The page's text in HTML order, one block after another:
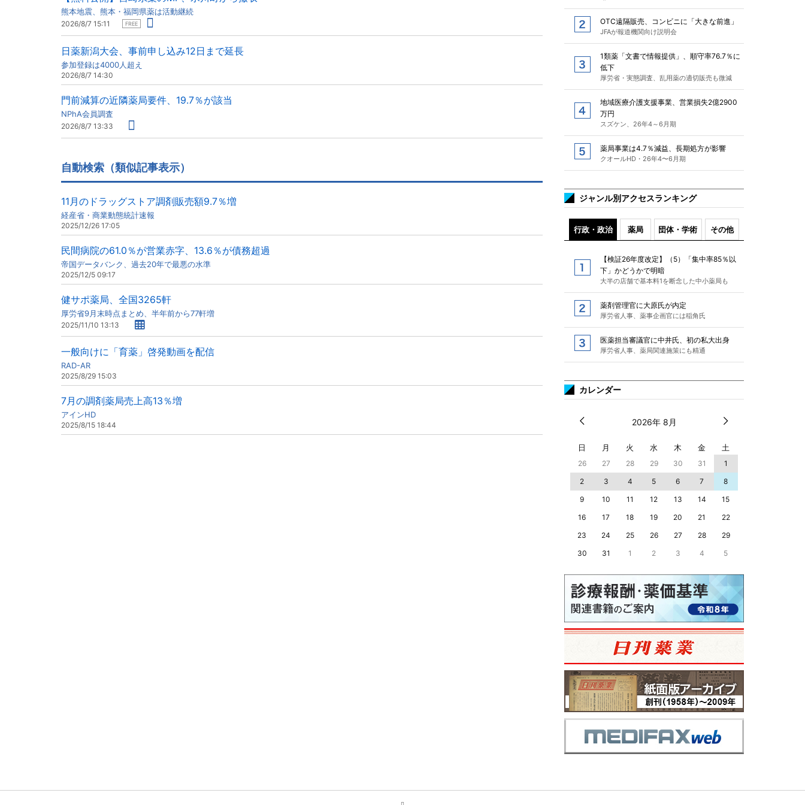
熊本地震、熊本・福岡県薬は活動継続
2026/8/7 15:11 FREE
日薬新潟大会、事前申し込み12日まで延長
参加登録は4000人超え
2026/8/7 14:30
門前減算の近隣薬局要件、19.7％が該当
NPhA会員調査
2026/8/7 13:33
自動検索（類似記事表示）
11月のドラッグストア調剤販売額9.7％増
経産省・商業動態統計速報
2025/12/26 17:05
民間病院の61.0％が営業赤字、13.6％が債務超過
帝国データバンク、過去20年で最悪の水準
2025/12/5 09:17
健サポ薬局、全国3265軒
厚労省9月末時点まとめ、半年前から77軒増
2025/11/10 13:13
一般向けに「育薬」啓発動画を配信
RAD-AR
2025/8/29 15:03
7月の調剤薬局売上高13％増
アインHD
2025/8/15 18:44
OTC遠隔販売、コンビニに「大きな前進」
JFAが報道機関向け説明会
1類薬「文書で情報提供」、順守率76.7％に
低下
厚労省・実態調査、乱用薬の適切販売も微減
地域医療介護支援事業、営業損失2億2900
万円
スズケン、26年4～6月期
薬局事業は4.7％減益、長期処方が影響
クオールHD・26年4〜6月期
ジャンル別アクセスランキング
行政・政治 薬局 団体・学術 その他
【検証26年度改定】（5）「集中率85％以
下」かどうかで明暗
大半の店舗で基本料1を断念した中小薬局も
薬剤管理官に大原氏が内定
厚労省人事、薬事企画官には稲角氏
医薬担当審議官に中井氏、初の私大出身
厚労省人事、薬局関連施策にも精通
カレンダー
2026年 8月
日 月 火 水 木 金 土
26 27 28 29 30 31
1
2
3 4 5 6 7
8
9
10 11 12 13 14
15
16
17 18 19 20 21
22
23
24 25 26 27 28
29
30
31 1 2 3 4 5